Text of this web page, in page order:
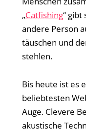
„Catfishing“ gibt
andere Person
täuschen und
stehlen.
Bis heute ist es
beliebtesten
Auge. Clevere
akustische